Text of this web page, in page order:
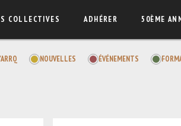
COLLECTIVES ADHÉRER 50ÈME
NOUVELLES ÉVÉNEMENTS